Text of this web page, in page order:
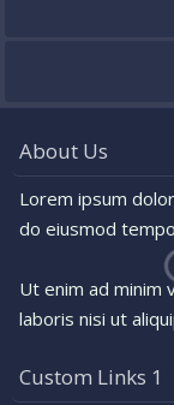
About Us
Lorem ipsum
do eiusmod
Ut enim ad minim
laboris nisi ut
Custom Links 1